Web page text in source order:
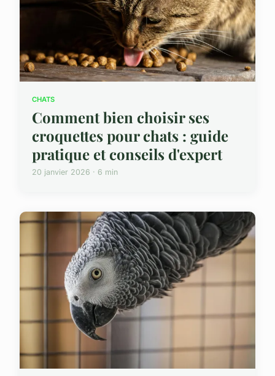
CHATS
Comment bien choisir ses
croquettes pour chats : guide
pratique et conseils d'expert
20 janvier 2026 · 6 min